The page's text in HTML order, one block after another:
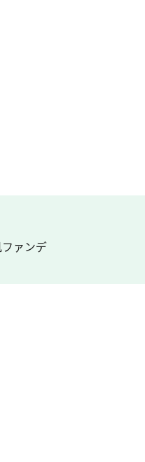
ァンデ